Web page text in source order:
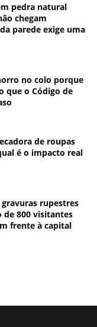
pedra natural
chegam
parede exige uma
no colo porque
que o Código de
de roupas
é o impacto real
rupestres
800 visitantes
frente à capital